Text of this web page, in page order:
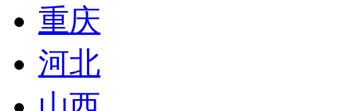
重庆
河北